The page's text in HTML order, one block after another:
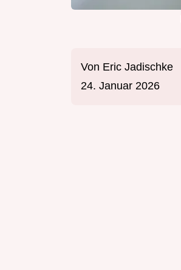
Von Eric Jadischke
24. Januar 2026